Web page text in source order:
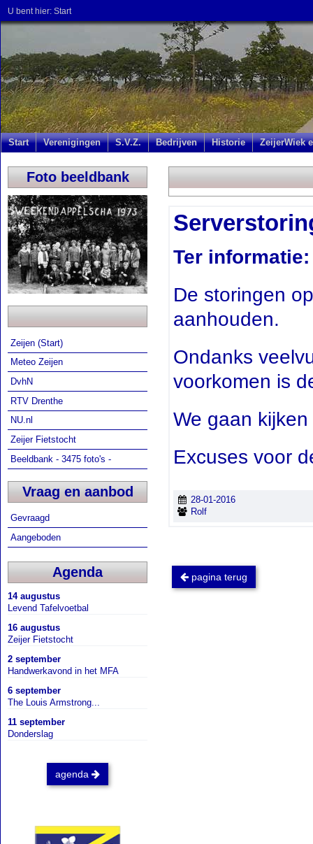
U bent hier: Start
Start Verenigingen S.V.Z. Bedrijven Historie ZeijerWiek
Foto beeldbank
Zeijen (Start)
Meteo Zeijen
DvhN
RTV Drenthe
NU.nl
Zeijer Fietstocht
Beeldbank - 3475 foto's -
Vraag en aanbod
Gevraagd
Aangeboden
Agenda
14 augustus
Levend Tafelvoetbal
16 augustus
Zeijer Fietstocht
2 september
Handwerkavond in het MFA
6 september
The Louis Armstrong...
11 september
Donderslag
agenda
Ter informatie:
De storingen
aanhouden.
Ondanks
voorkomen is
We gaan
Excuses voor
28-01-2016
Rolf
pagina terug